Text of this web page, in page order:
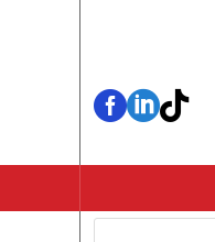
